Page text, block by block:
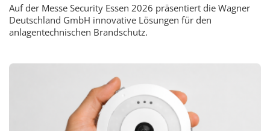
Auf der Messe Security Essen 2026 präsentiert die Wagner
Deutschland GmbH innovative Lösungen für den
anlagentechnischen Brandschutz.